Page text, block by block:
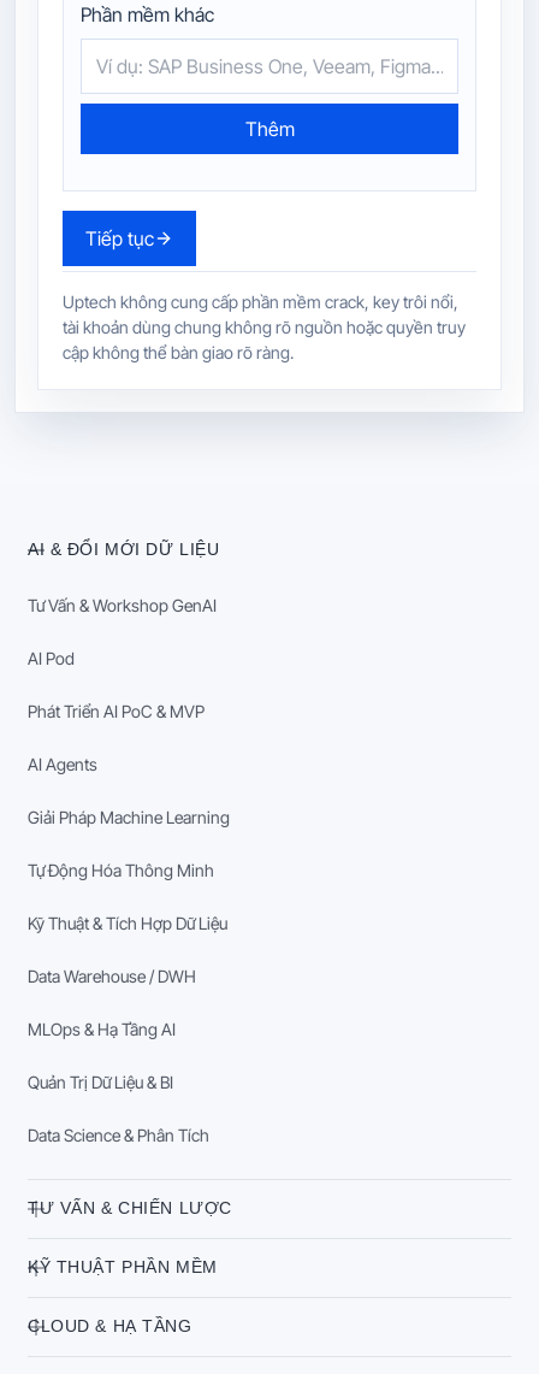
Phần mềm khác
Thêm
Tiếp tục
Uptech không cung cấp phần mềm crack, key trôi nổi,
tài khoản dùng chung không rõ nguồn hoặc quyền truy
cập không thể bàn giao rõ ràng.
AI & ĐỔI MỚI DỮ LIỆU
Tư Vấn & Workshop GenAI
AI Pod
Phát Triển AI PoC & MVP
AI Agents
Giải Pháp Machine Learning
Tự Động Hóa Thông Minh
Kỹ Thuật & Tích Hợp Dữ Liệu
Data Warehouse / DWH
MLOps & Hạ Tầng AI
Quản Trị Dữ Liệu & BI
Data Science & Phân Tích
TƯ VẤN & CHIẾN LƯỢC
KỸ THUẬT PHẦN MỀM
CLOUD & HẠ TẦNG